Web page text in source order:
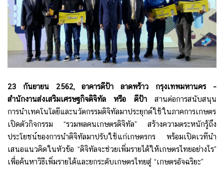
23 กันยายน 2562, อาคารดีป้า ลาดพร้าว กรุงเทพมหานคร –
สำนักงานส่งเสริมเศรษฐกิจดิจิทัล หรือ ดีป้า สานต่อการสนับสนุน
การนำเทคโนโลยีและนวัตกรรมดิจิทัลมาประยุกต์ใช้ในภาคการเกษตร
เปิดตัวกิจกรรม “รวมพลคนเกษตรดิจิทัล” สร้างความตระหนักรู้ถึง
ประโยชน์ของการนำดิจิทัลมาปรับใช้แก่เกษตรกร พร้อมเปิดเวทีนำ
เสนอแนวคิดในหัวข้อ “ดิจิทัลจะช่วยเพิ่มรายได้ให้เกษตรไทยอย่างไร”
เพื่อค้นหาวิธีเพิ่มรายได้และยกระดับเกษตรไทยสู่ “เกษตรอัจฉริยะ”